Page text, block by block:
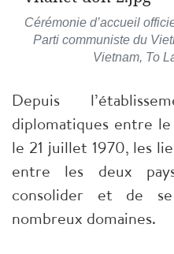
Cérémonie d’accueil
Parti communiste du
Vietnam, To
Depuis
diplomatiques entre
le 21 juillet 1970, les
entre les deux
consolider et de
nombreux domaines.